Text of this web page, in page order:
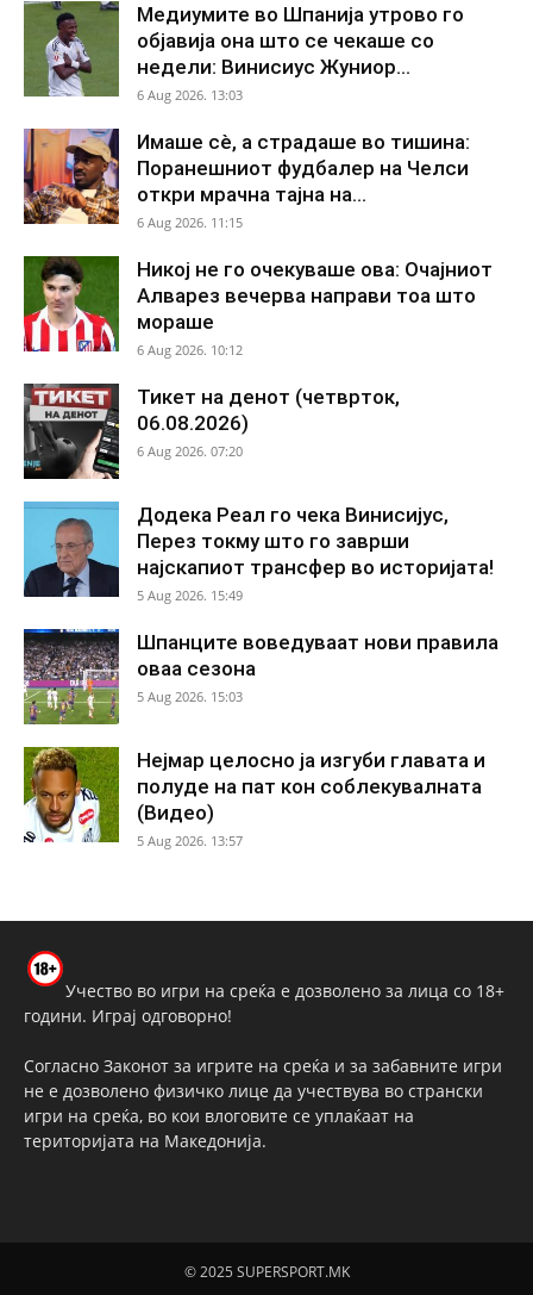
Медиумите во Шпанија утрово го
објавија она што се чекаше со
недели: Винисиус Жуниор...
6 Aug 2026. 13:03
Имаше сè, а страдаше во тишина:
Поранешниот фудбалер на Челси
откри мрачна тајна на...
6 Aug 2026. 11:15
Никој не го очекуваше ова: Очајниот
Алварез вечерва направи тоа што
мораше
6 Aug 2026. 10:12
Тикет на денот (четврток,
06.08.2026)
6 Aug 2026. 07:20
Додека Реал го чека Винисијус,
Перез токму што го заврши
најскапиот трансфер во историјата!
5 Aug 2026. 15:49
Шпанците воведуваат нови правила
оваа сезона
5 Aug 2026. 15:03
Нејмар целосно ја изгуби главата и
полуде на пат кон соблекувалната
(Видео)
5 Aug 2026. 13:57
Учество во игри на среќа е дозволено за лица со 18+
години. Играј одговорно!
Согласно Законот за игрите на среќа и за забавните игри
не е дозволено физичко лице да учествува во странски
игри на среќа, во кои влоговите се уплаќаат на
територијата на Македонија.
© 2025 SUPERSPORT.MK